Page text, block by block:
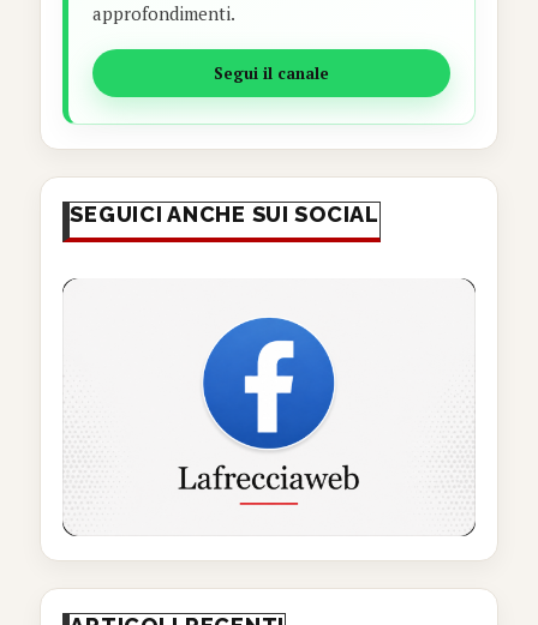
approfondimenti.
Segui il canale
SEGUICI ANCHE SUI SOCIAL